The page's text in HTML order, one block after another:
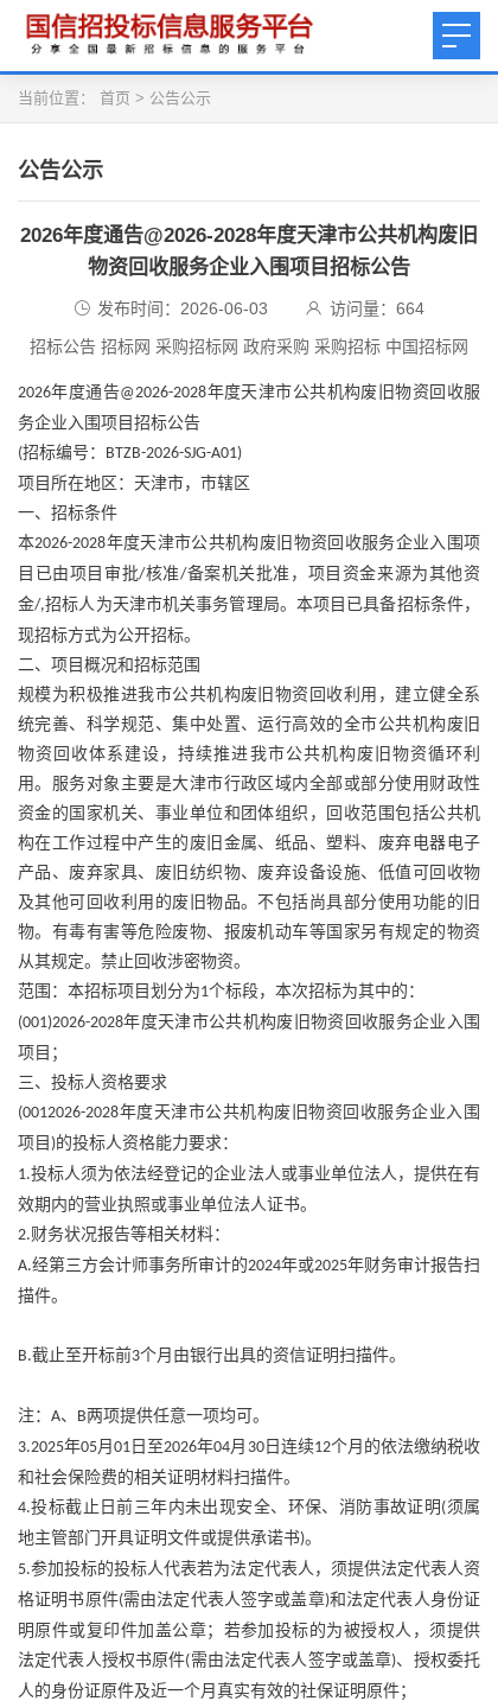
当前位置： 首页 > 公告公示
公告公示
2026年度通告@2026-2028年度天津市公共机构废旧
物资回收服务企业入围项目招标公告
发布时间：2026-06-03 访问量： 664
招标公告 招标网 采购招标网 政府采购 采购招标 中国招标网
2026年度通告@2026-2028年度天津市公共机构废旧物资回收服
务企业入围项目招标公告
(招标编号： BTZB-2026-SJG-A01)
项目所在地区：天津市，市辖区
一、招标条件
本2026-2028年度天津市公共机构废旧物资回收服务企业入围项
目已由项目审批/核准/备案机关批准，项目资金来源为其他资
金/,招标人为天津市机关事务管理局。本项目已具备招标条件，
现招标方式为公开招标。
二、项目概况和招标范围
规模为积极推进我市公共机构废旧物资回收利用，建立健全系
统完善、科学规范、集中处置、运行高效的全市公共机构废旧
物资回收体系建设，持续推进我市公共机构废旧物资循环利
用。服务对象主要是大津市行政区域内全部或部分使用财政性
资金的国家机关、事业单位和团体组织，回收范围包括公共机
构在工作过程中产生的废旧金属、纸品、塑料、废弃电器电子
产品、废弃家具、废旧纺织物、废弃设备设施、低值可回收物
及其他可回收利用的废旧物品。不包括尚具部分使用功能的旧
物。有毒有害等危险废物、报废机动车等国家另有规定的物资
从其规定。禁止回收涉密物资。
范围：本招标项目划分为1个标段，本次招标为其中的：
(001)2026-2028年度天津市公共机构废旧物资回收服务企业入围
项目；
三、投标人资格要求
(0012026-2028年度天津市公共机构废旧物资回收服务企业入围
项目 )的投标人资格能力要求：
1.投标人须为依法经登记的企业法人或事业单位法人，提供在有
效期内的营业执照或事业单位法人证书。
2.财务状况报告等相关材料：
A.经第三方会计师事务所审计的2024年或2025年财务审计报告扫
描件。
B.截止至开标前3个月由银行出具的资信证明扫描件。
注： A、 B两项提供任意一项均可。
3.2025年05月01 日至2026年04月 30日连续12个月的依法缴纳税收
和社会保险费的相关证明材料扫描件。
4.投标截止日前三年内未出现安全、环保、消防事故证明 (须属
地主管部门开具证明文件或提供承诺书)。
5.参加投标的投标人代表若为法定代表人，须提供法定代表人资
格证明书原件(需由法定代表人签字或盖章)和法定代表人身份证
明原件或复印件加盖公章；若参加投标的为被授权人，须提供
法定代表人授权书原件(需由法定代表人签字或盖章)、授权委托
人的身份证原件及近一个月真实有效的社保证明原件；